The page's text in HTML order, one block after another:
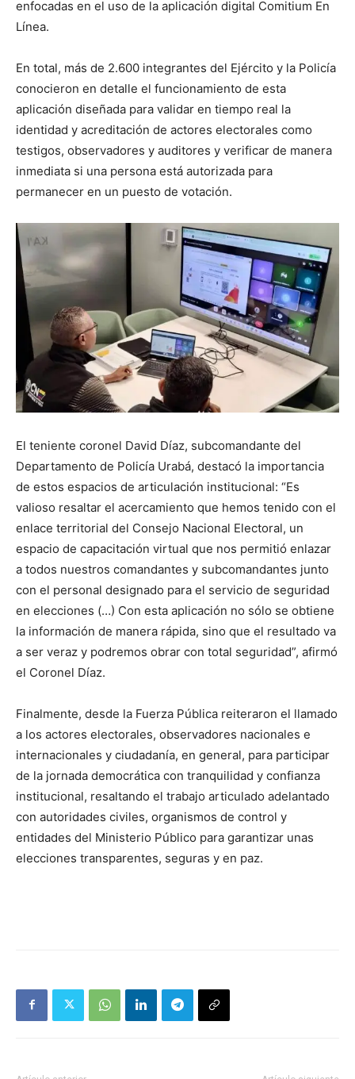
enfocadas en el uso de la aplicación digital Comitium En
Línea.
En total, más de 2.600 integrantes del Ejército y la Policía
conocieron en detalle el funcionamiento de esta
aplicación diseñada para validar en tiempo real la
identidad y acreditación de actores electorales como
testigos, observadores y auditores y verificar de manera
inmediata si una persona está autorizada para
permanecer en un puesto de votación.
El teniente coronel David Díaz, subcomandante del
Departamento de Policía Urabá, destacó la importancia
de estos espacios de articulación institucional: “Es
valioso resaltar el acercamiento que hemos tenido con el
enlace territorial del Consejo Nacional Electoral, un
espacio de capacitación virtual que nos permitió enlazar
a todos nuestros comandantes y subcomandantes junto
con el personal designado para el servicio de seguridad
en elecciones (…) Con esta aplicación no sólo se obtiene
la información de manera rápida, sino que el resultado va
a ser veraz y podremos obrar con total seguridad”, afirmó
el Coronel Díaz.
Finalmente, desde la Fuerza Pública reiteraron el llamado
a los actores electorales, observadores nacionales e
internacionales y ciudadanía, en general, para participar
de la jornada democrática con tranquilidad y confianza
institucional, resaltando el trabajo articulado adelantado
con autoridades civiles, organismos de control y
entidades del Ministerio Público para garantizar unas
elecciones transparentes, seguras y en paz.